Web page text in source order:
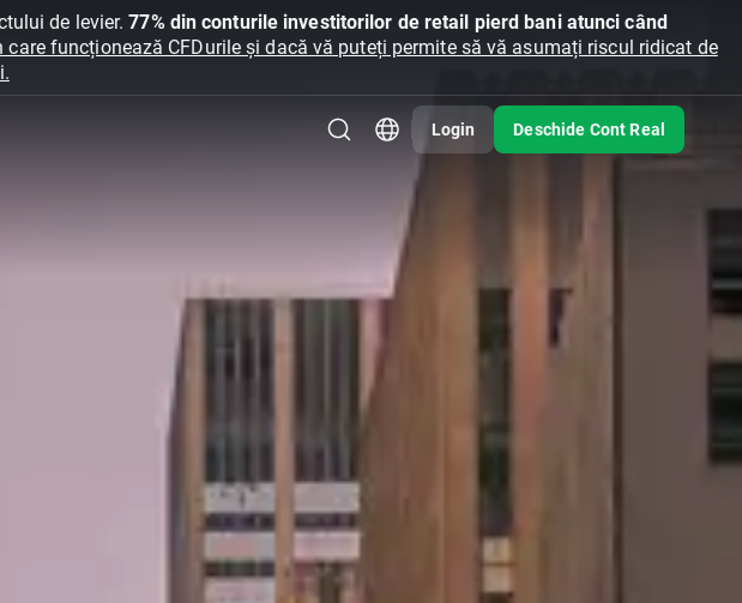
de levier.77% din conturile investitorilor de retail pierd bani atunci când
care funcționează CFDurile și dacă vă puteți permite să vă asumați riscul ridicat de
Login Deschide Cont Real